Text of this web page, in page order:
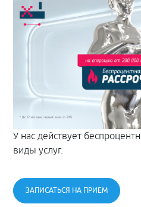
У нас действует
виды услуг.
ЗАПИСАТЬСЯ НА ПРИЕМ